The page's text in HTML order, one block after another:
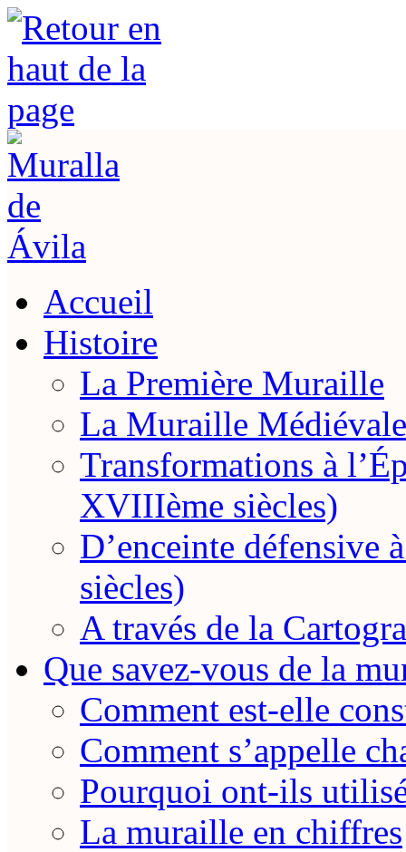
Accueil
Histoire
La Première Muraille
La Muraille
Transformations à
XVIIIème siècles)
D’enceinte défensive
siècles)
A través de la
Que savez-vous de la
Comment est-elle
Comment s’appelle
Pourquoi ont-ils
La muraille en chiffres